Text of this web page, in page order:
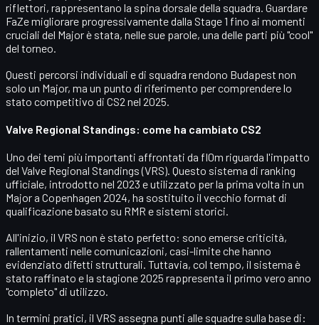
riflettori, rappresentano la spina dorsale della squadra. Guardare
FaZe migliorare progressivamente dalla Stage 1 fino ai momenti
cruciali del Major è stata, nelle sue parole, una delle parti più "cool"
del torneo.
Questi percorsi individuali e di squadra rendono Budapest non
solo un Major, ma un punto di riferimento per comprendere lo
stato competitivo di CS2 nel 2025.
Valve Regional Standings: come ha cambiato CS2
Uno dei temi più importanti affrontati da fl0m riguarda l'impatto
del Valve Regional Standings (VRS). Questo sistema di ranking
ufficiale, introdotto nel 2023 e utilizzato per la prima volta in un
Major a Copenhagen 2024, ha sostituito il vecchio format di
qualificazione basato su RMR e sistemi storici.
All'inizio, il VRS non è stato perfetto: sono emersecriticità,
rallentamenti nelle comunicazioni, casi-limite che hanno
evidenziato difetti strutturali. Tuttavia, col tempo, il sistema è
stato raffinato e la stagione 2025 rappresenta il primo vero anno
"completo" di utilizzo.
In termini pratici, il VRS assegna punti alle squadre sulla base di: